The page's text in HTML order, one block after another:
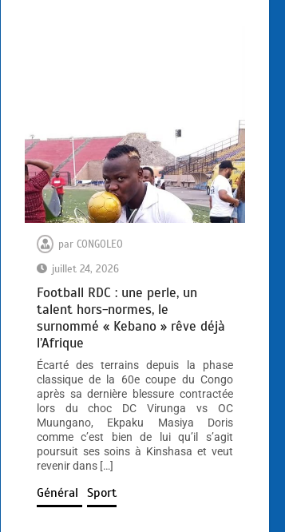
par CONGOLEO
juillet 24, 2026
Football RDC : une perle, un
talent hors-normes, le
surnommé « Kebano » rêve déjà
l’Afrique
Écarté des terrains depuis la phase
classique de la 60e coupe du Congo
après sa dernière blessure contractée
lors du choc DC Virunga vs OC
Muungano, Ekpaku Masiya Doris
comme c’est bien de lui qu’il s’agit
poursuit ses soins à Kinshasa et veut
revenir dans […]
Général Sport